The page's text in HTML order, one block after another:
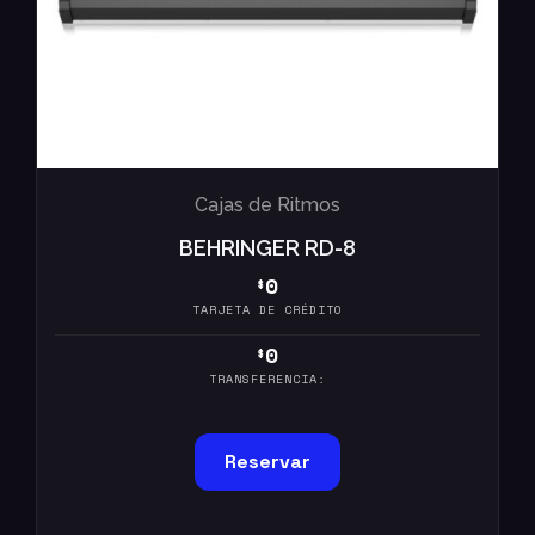
Cajas de Ritmos
BEHRINGER RD-8
$0
TARJETA DE CRÉDITO
$0
TRANSFERENCIA:
Reservar